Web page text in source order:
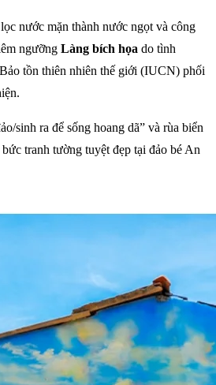
nước mặn thành nước ngọt và công
ngưỡng Làng bích họa do tình
tồn thiên nhiên thế giới (IUCN) phối
sinh ra để sống hoang dã” và rùa biển
tranh tường tuyệt đẹp tại đảo bé An